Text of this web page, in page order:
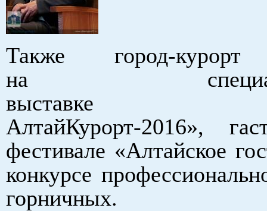
Также город-курорт
на
выставке
АлтайКурорт-2016»,
фестивале «Алтайское
конкурсе
горничных.